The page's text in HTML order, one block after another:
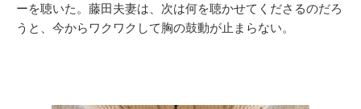
ーを聴いた。藤田夫妻は、次は何を聴かせてくださるのだろ
うと、今からワクワクして胸の鼓動が止まらない。